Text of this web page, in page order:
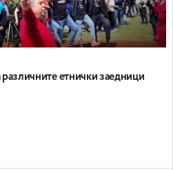
различните етнички заедници